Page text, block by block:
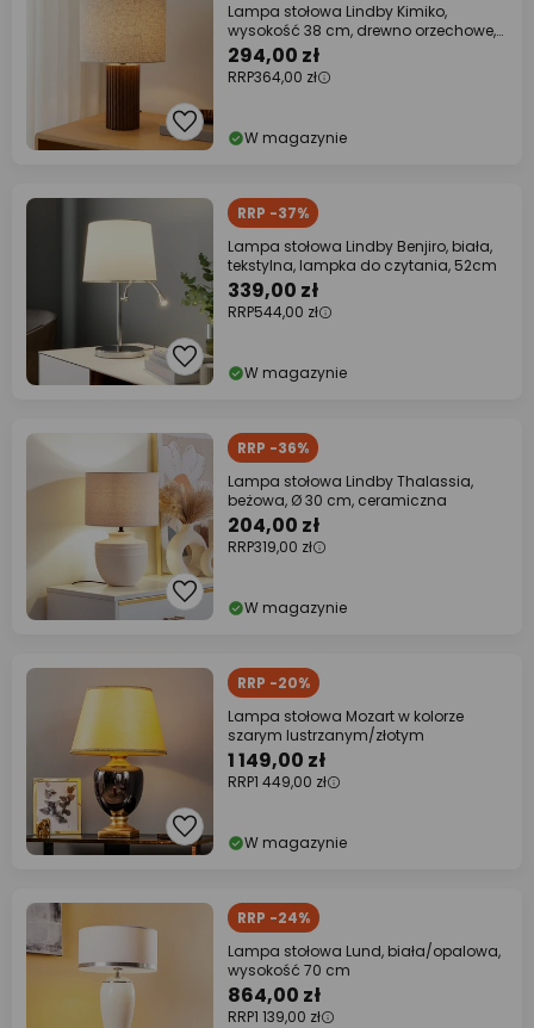
Lampa stołowa Lindby Kimiko,
wysokość 38 cm, drewno orzechowe,
tkanina
294,00 zł
RRP364,00 zł
W magazynie
RRP -37%
Lampa stołowa Lindby Benjiro, biała,
tekstylna, lampka do czytania, 52cm
339,00 zł
RRP544,00 zł
W magazynie
RRP -36%
Lampa stołowa Lindby Thalassia,
beżowa, Ø 30 cm, ceramiczna
204,00 zł
RRP319,00 zł
W magazynie
RRP -20%
Lampa stołowa Mozart w kolorze
szarym lustrzanym/złotym
1 149,00 zł
RRP1 449,00 zł
W magazynie
RRP -24%
Lampa stołowa Lund, biała/opalowa,
wysokość 70 cm
864,00 zł
RRP1 139,00 zł